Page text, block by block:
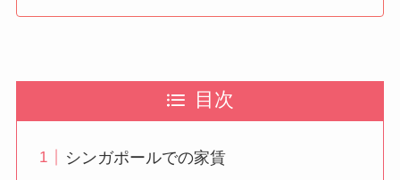
目次
シンガポールでの家賃